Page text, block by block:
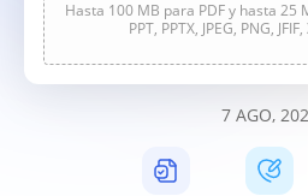
Hasta 100 MB para PDF y hasta 25
PPT, PPTX, JPEG, PNG,
7 AGO,